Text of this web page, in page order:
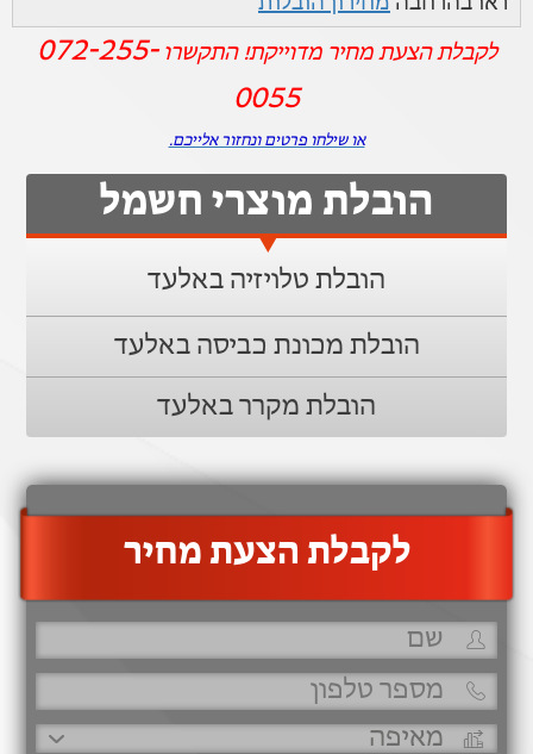
לקבלת הצעת מחיר מדוייקת! התקשרו072-255-
0055
או שילחו פרטים ונחזור אלייכם.
הובלת מוצרי חשמל
הובלת טלויזיה באלעד
הובלת מכונת כביסה באלעד
הובלת מקרר באלעד
‫לקבלת הצעת מחיר